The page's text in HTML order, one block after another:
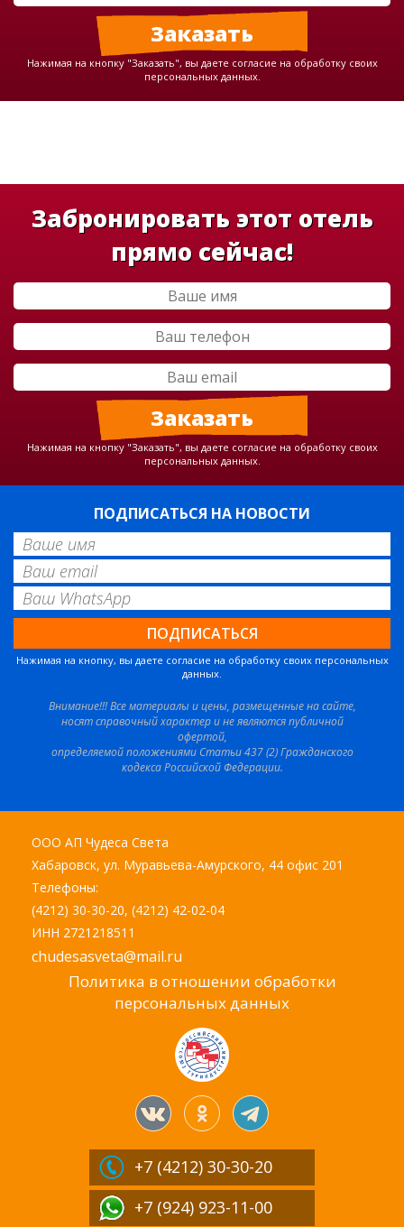
Нажимая на кнопку "Заказать", вы даете согласие на обработку своих
персональных данных.
Забронировать этот отель
прямо сейчас!
Нажимая на кнопку "Заказать", вы даете согласие на обработку своих
персональных данных.
ПОДПИСАТЬСЯ НА НОВОСТИ
Нажимая на кнопку, вы даете согласие на обработку своих персональных
данных.
Внимание!!! Все материалы и цены, размещенные на сайте,
носят справочный характер и не являются публичной
офертой,
определяемой положениями Статьи 437 (2) Гражданского
кодекса Российской Федерации.
ООО АП Чудеса Света
Хабаровск, ул. Муравьева-Амурского, 44 офис 201
Телефоны:
(4212) 30-30-20, (4212) 42-02-04
ИНН 2721218511
chudesasveta@mail.ru
Политика в отношении обработки
персональных данных
+7 (4212) 30-30-20
+7 (924) 923-11-00